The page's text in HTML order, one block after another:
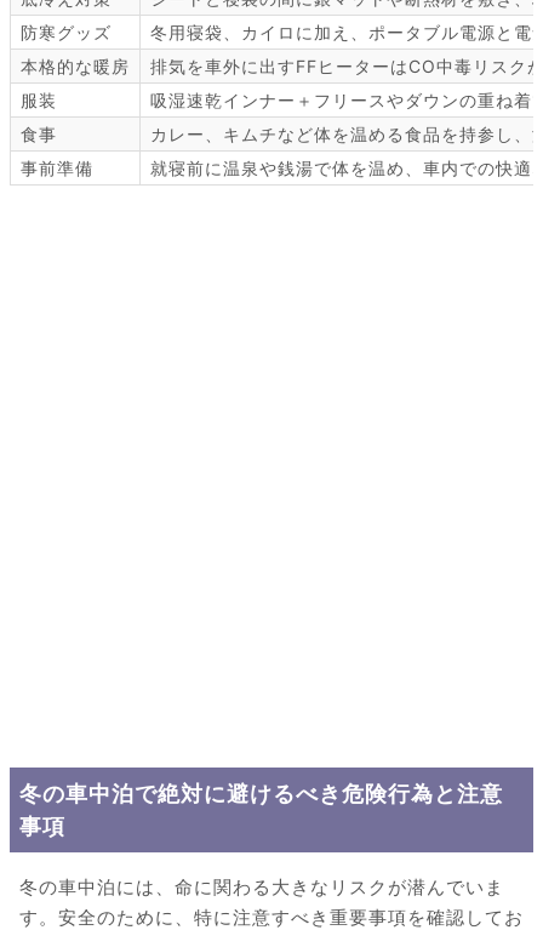
防寒グッズ
冬用寝袋、カイロに加え、ポータブル電源と
本格的な暖房
排気を車外に出すFFヒーターはCO中毒リスク
服装
吸湿速乾インナー＋フリースやダウンの重ね着
食事
カレー、キムチなど体を温める食品を持参し
事前準備
就寝前に温泉や銭湯で体を温め、車内での快適
冬の車中泊で絶対に避けるべき危険行為と注意
事項
冬の車中泊には、命に関わる大きなリスクが潜んでいま
す。安全のために、特に注意すべき重要事項を確認してお